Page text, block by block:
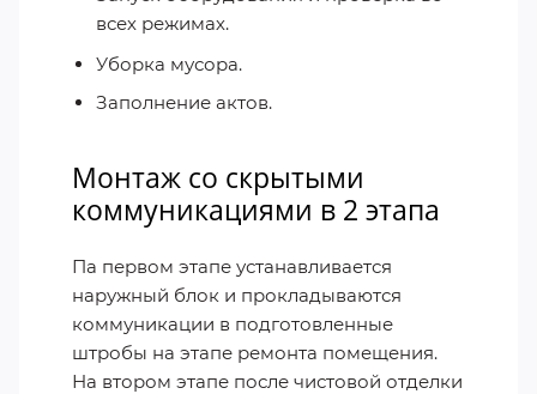
всех режимах.
Уборка мусора.
Заполнение актов.
Монтаж со скрытыми
коммуникациями в 2 этапа
Па первом этапе устанавливается
наружный блок и прокладываются
коммуникации в подготовленные
штробы на этапе ремонта помещения.
На втором этапе после чистовой отделки